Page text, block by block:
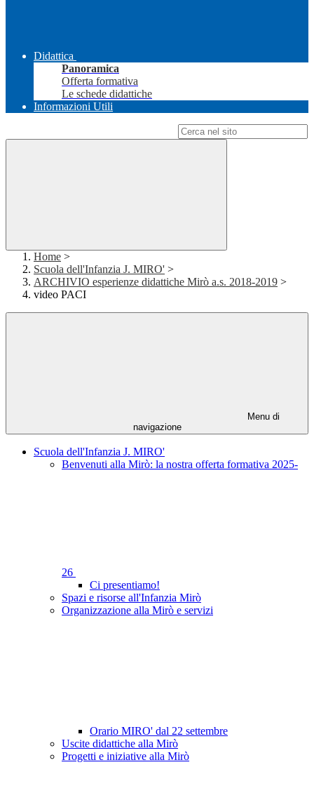
Didattica
Panoramica
Offerta formativa
Le schede didattiche
Informazioni Utili
Home >
Scuola dell'Infanzia J. MIRO' >
ARCHIVIO esperienze didattiche Mirò a.s. 2018-2019 >
video PACI
Menu di
navigazione
Scuola dell'Infanzia J. MIRO'
Benvenuti alla Mirò: la nostra offerta formativa 2025-
26
Ci presentiamo!
Spazi e risorse all'Infanzia Mirò
Organizzazione alla Mirò e servizi
Orario MIRO' dal 22 settembre
Uscite didattiche alla Mirò
Progetti e iniziative alla Mirò